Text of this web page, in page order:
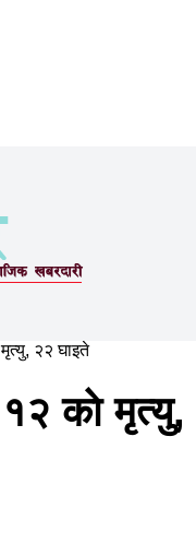
२२ घाइते
१२ काे